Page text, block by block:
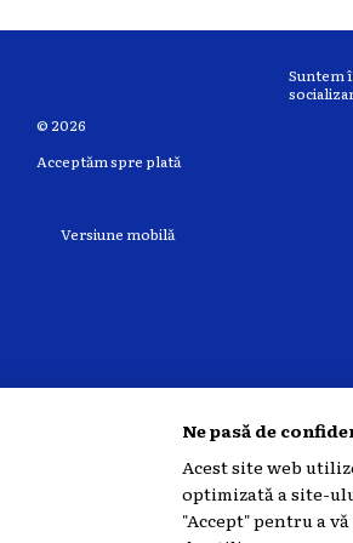
© 2026
Acceptăm spre plată
Versiune mobilă
Magazin online creat cu
Suntem
Ne pasă de
Acest site web
optimizată a site-
"Accept" pentru a